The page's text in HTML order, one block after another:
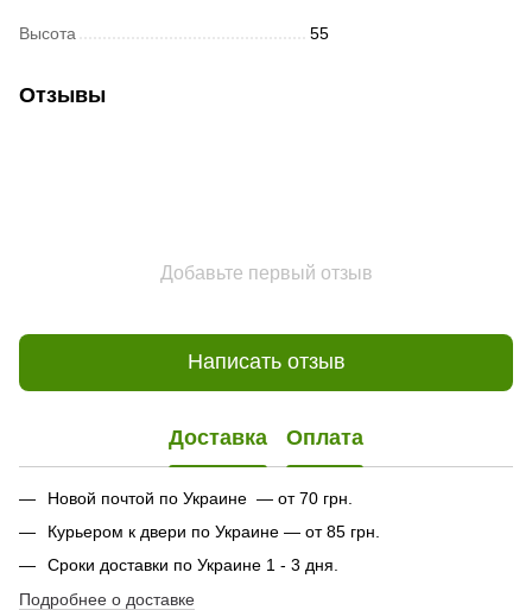
Высота 55
Отзывы
Добавьте первый отзыв
Написать отзыв
Доставка Оплата
Новой почтой по Украине — от 70 грн.
Курьером к двери по Украине — от 85 грн.
Сроки доставки по Украине 1 - 3 дня.
Подробнее о доставке